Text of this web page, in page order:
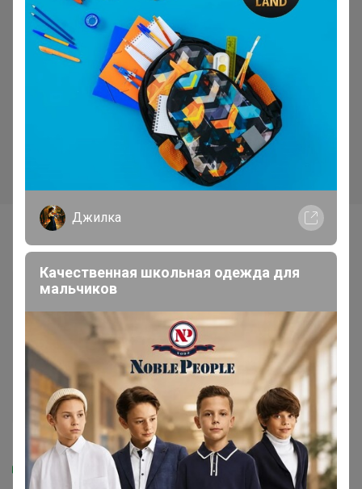
Самые желанные
2 059,75р
653,22р × 4
в Сплит
2 354р
-8%
2 547р
747,97р × 4
Джилка
Качественная школьная одежда для
мальчиков